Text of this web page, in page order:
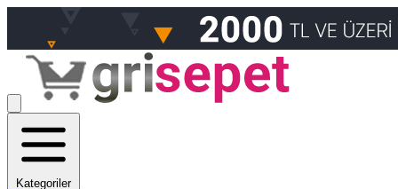
Kategoriler